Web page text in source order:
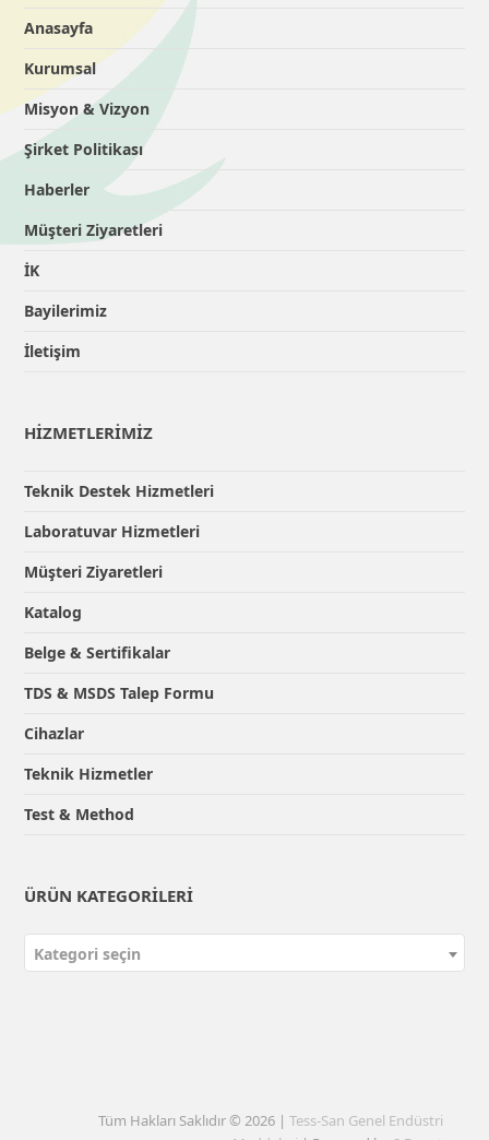
Anasayfa
Kurumsal
Misyon & Vizyon
Şirket Politikası
Haberler
Müşteri Ziyaretleri
İK
Bayilerimiz
İletişim
HİZMETLERİMİZ
Teknik Destek Hizmetleri
Laboratuvar Hizmetleri
Müşteri Ziyaretleri
Katalog
Belge & Sertifikalar
TDS & MSDS Talep Formu
Cihazlar
Teknik Hizmetler
Test & Method
ÜRÜN KATEGORILERI
Kategori seçin
Tüm Hakları Saklıdır © 2026 | Tess-San Genel Endüstri